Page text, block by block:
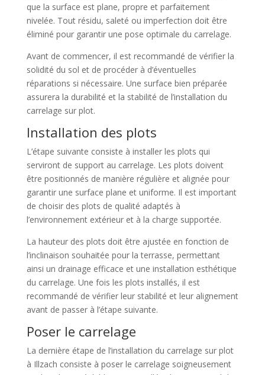
que la surface est plane, propre et parfaitement
nivelée. Tout résidu, saleté ou imperfection doit être
éliminé pour garantir une pose optimale du carrelage.
Avant de commencer, il est recommandé de vérifier la
solidité du sol et de procéder à d’éventuelles
réparations si nécessaire. Une surface bien préparée
assurera la durabilité et la stabilité de l’installation du
carrelage sur plot.
Installation des plots
L’étape suivante consiste à installer les plots qui
serviront de support au carrelage. Les plots doivent
être positionnés de manière régulière et alignée pour
garantir une surface plane et uniforme. Il est important
de choisir des plots de qualité adaptés à
l’environnement extérieur et à la charge supportée.
La hauteur des plots doit être ajustée en fonction de
l’inclinaison souhaitée pour la terrasse, permettant
ainsi un drainage efficace et une installation esthétique
du carrelage. Une fois les plots installés, il est
recommandé de vérifier leur stabilité et leur alignement
avant de passer à l’étape suivante.
Poser le carrelage
La dernière étape de l’installation du carrelage sur plot
à Illzach consiste à poser le carrelage soigneusement